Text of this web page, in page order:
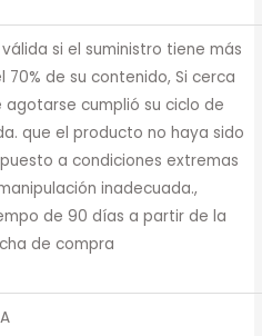
válida si el suministro tiene más
70% de su contenido, Si cerca
agotarse cumplió su ciclo de
que el producto no haya sido
a condiciones extremas
inadecuada.,
de 90 días a partir de la
de compra